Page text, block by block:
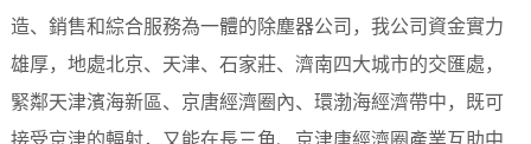
造、銷售和綜合服務為一體的除塵器公司，我公司資金實力
雄厚，地處北京、天津、石家莊、濟南四大城市的交匯處，
緊鄰天津濱海新區、京唐經濟圈內、環渤海經濟帶中，既可
接受京津的輻射，又能在長三角、京津唐經濟圈產業互助中